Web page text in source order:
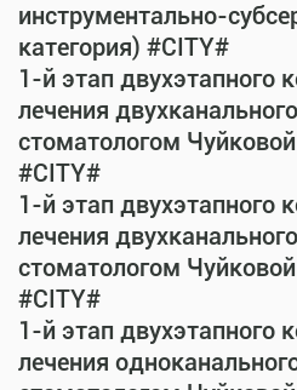
инструментально-
категория) #CITY#
1-й этап двухэтапного
лечения
стоматологом
#CITY#
1-й этап двухэтапного
лечения
стоматологом
#CITY#
1-й этап двухэтапного
лечения